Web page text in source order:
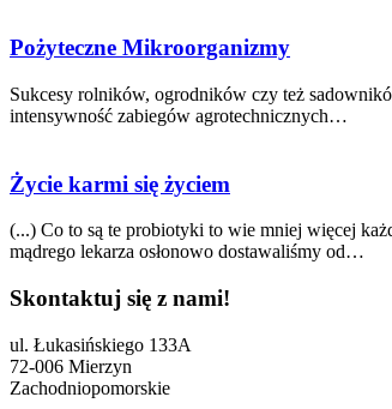
Pożyteczne Mikroorganizmy
Sukcesy rolników, ogrodników czy też
intensywność zabiegów agrotechnicznych…
Życie karmi się życiem
(...) Co to są te probiotyki to wie mniej więcej
mądrego lekarza osłonowo dostawaliśmy od…
Skontaktuj się z nami!
ul. Łukasińskiego 133A
72-006 Mierzyn
Zachodniopomorskie